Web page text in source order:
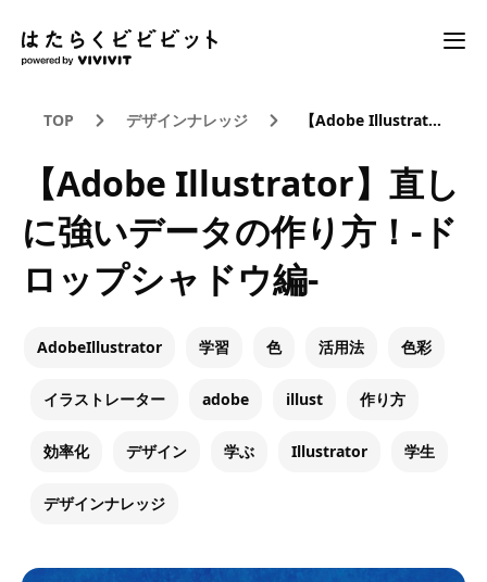
TOP デザインナレッジ 【Adobe Illustrator】直しに強いデータの作り方！-ドロップシャドウ編-
【Adobe Illustrator】直し
に強いデータの作り方！-ド
ロップシャドウ編-
AdobeIllustrator 学習 色 活用法 色彩
イラストレーター adobe illust 作り方
効率化 デザイン 学ぶ Illustrator 学生
デザインナレッジ